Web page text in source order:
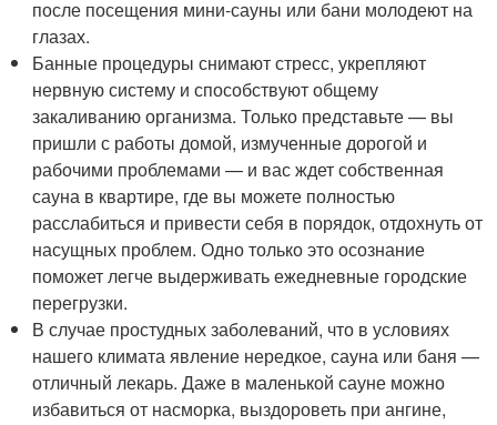
после посещения мини-сауны или бани молодеют на
глазах.
Банные процедуры снимают стресс, укрепляют
нервную систему и способствуют общему
закаливанию организма. Только представьте — вы
пришли с работы домой, измученные дорогой и
рабочими проблемами — и вас ждет собственная
сауна в квартире, где вы можете полностью
расслабиться и привести себя в порядок, отдохнуть от
насущных проблем. Одно только это осознание
поможет легче выдерживать ежедневные городские
перегрузки.
В случае простудных заболеваний, что в условиях
нашего климата явление нередкое, сауна или баня —
отличный лекарь. Даже в маленькой сауне можно
избавиться от насморка, выздороветь при ангине,